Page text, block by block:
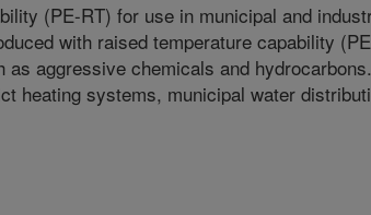
(PE-RT) for use in municipal and
with raised temperature capability
aggressive chemicals and
heating systems, municipal water